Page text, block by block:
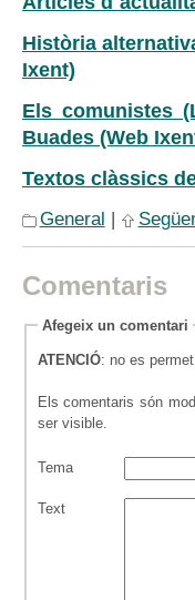
Història
Ixent)
Els comunistes
Buades (Web
Textos clàssics
General |
Comentaris
Afegeix un comentari
ATENCIÓ: no es
Els comentaris són
ser visible.
Tema
Text